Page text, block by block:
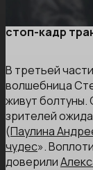
стоп-кадр
В третьей
волшебница
живут болтуны.
зрителей
(Паулина
чудес».
доверили